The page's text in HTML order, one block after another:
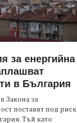
за енергийна
в България
Закона за
поставят под риск
Тъй като